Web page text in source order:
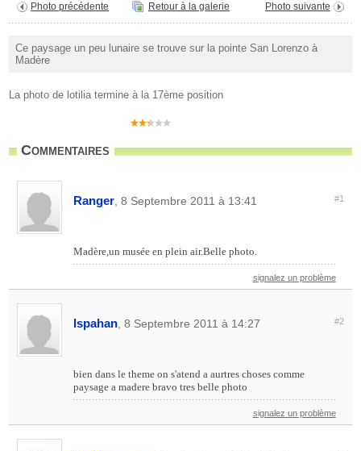
Photo précédente Retour à la galerie Photo suivante
Ce paysage un peu lunaire se trouve sur la pointe San Lorenzo à
Madère
La photo de lotilia termine à la 17ème position
Commentaires
Ranger , 8 Septembre 2011 à 13:41 #1
Madère,un musée en plein air.Belle photo.
signalez un problème
Ispahan , 8 Septembre 2011 à 14:27 #2
bien dans le theme on s'atend a aurtres choses comme
paysage a madere bravo tres belle photo
signalez un problème